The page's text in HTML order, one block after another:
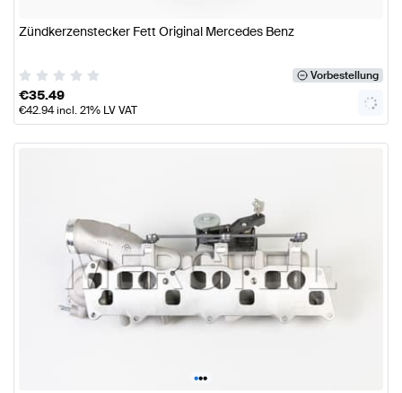
Zündkerzenstecker Fett Original Mercedes Benz
Vorbestellung
€35.49
€42.94incl. 21% LV VAT
•••